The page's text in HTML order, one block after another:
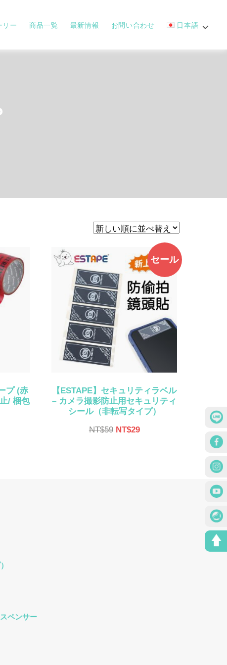
リー 商品一覧 最新情報 お問い合わせ 日本語
プ (赤
/ 梱包
セール
【ESTAPE】セキュリティラベル
– カメラ撮影防止用セキュリティ
シール（非転写タイプ）
NT$59 元
NT$29現
ペンサー